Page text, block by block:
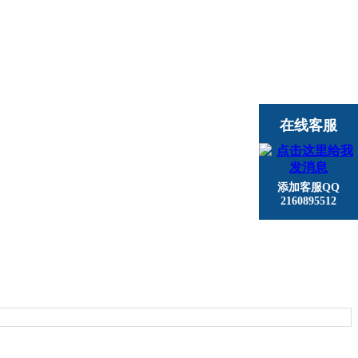
在线客服
添加客服QQ
2160895512